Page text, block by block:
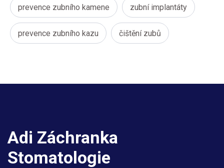
prevence zubního kamene zubní implantáty
prevence zubního kazu čištění zubů
Adi Záchranka
Stomatologie